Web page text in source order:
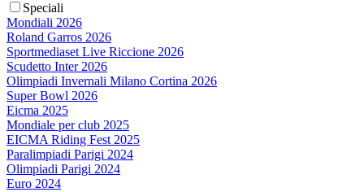
Speciali
Mondiali 2026
Roland Garros 2026
Sportmediaset Live Riccione 2026
Scudetto Inter 2026
Olimpiadi Invernali Milano Cortina 2026
Super Bowl 2026
Eicma 2025
Mondiale per club 2025
EICMA Riding Fest 2025
Paralimpiadi Parigi 2024
Olimpiadi Parigi 2024
Euro 2024